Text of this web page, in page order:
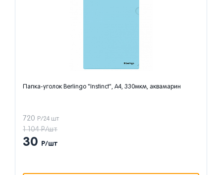
Папка-уголок Berlingo "Instinct", А4, 330мкм, аквамарин
720 Р/24 шт
1 104 Р/шт
30 Р/шт